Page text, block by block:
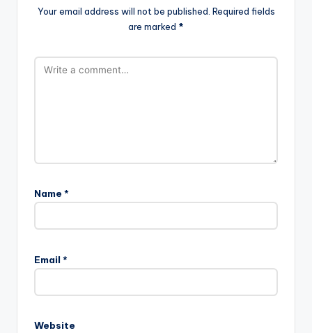
Your email address will not be published. Required fields
are marked *
Name *
Email *
Website